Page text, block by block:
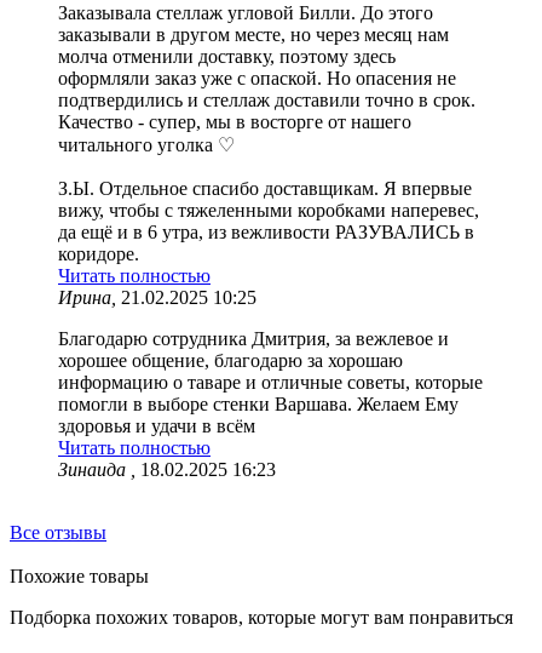
Заказывала стеллаж угловой Билли. До этого
заказывали в другом месте, но через месяц нам
молча отменили доставку, поэтому здесь
оформляли заказ уже с опаской. Но опасения не
подтвердились и стеллаж доставили точно в срок.
Качество - супер, мы в восторге от нашего
читального уголка ♡
З.Ы. Отдельное спасибо доставщикам. Я впервые
вижу, чтобы с тяжеленными коробками наперевес,
да ещё и в 6 утра, из вежливости РАЗУВАЛИСЬ в
коридоре.
Читать полностью
Ирина, 21.02.2025 10:25
Благодарю сотрудника Дмитрия, за вежлевое и
хорошее общение, благодарю за хорошаю
информацию о таваре и отличные советы, которые
помогли в выборе стенки Варшава. Желаем Ему
здоровья и удачи в всём
Читать полностью
Зинаида ,
18.02.2025 16:23
Все отзывы
Похожие товары
Подборка похожих товаров, которые могут вам понравиться